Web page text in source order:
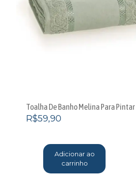
Toalha De Banho Melina Para
R$59,90
Adicionar ao
carrinho